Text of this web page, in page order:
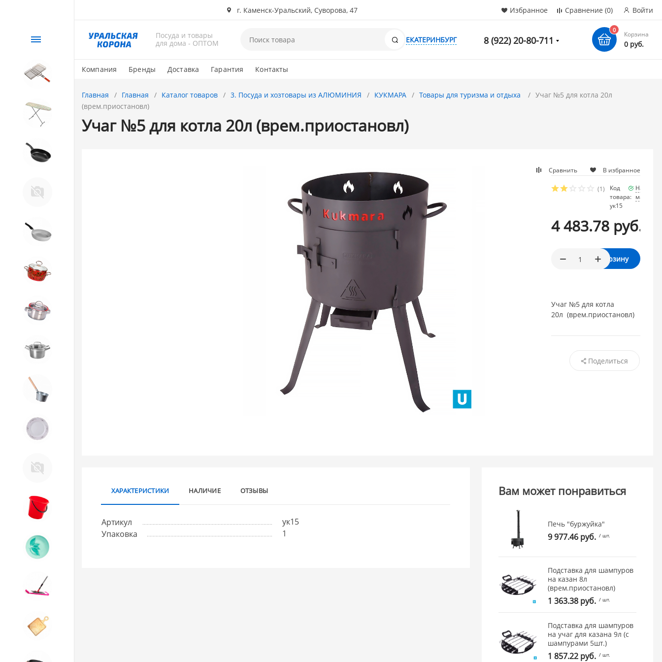
г. Каменск-Уральский, Суворова, 47 Избранное Сравнение (0) Войти
Посуда и товары
для дома - ОПТОМ
Поиск
ЕКАТЕРИНБУРГ 8 (922) 20-80-711
0
Корзина
0 руб.
Компания Бренды Доставка Гарантия Контакты
Каталог
СЕЗОННЫЙ товар
1. Завод Исток
8. Товары из ПЛАСТМАССЫ
Главная Главная Каталог товаров 3. Посуда и хозтовары из АЛЮМИНИЯ КУКМАРА Товары для туризма и отдыха
Учаг №5 для котла 20л
(врем.приостановл)
Учаг №5 для котла 20л (врем.приостановл)
Сравнить В избранное
(1)
Код
товара:
ук15
мало
4 483.78 руб.
В корзину
Учаг №5 для котла
20л (врем.приостановл)
Поделиться
ХАРАКТЕРИСТИКИ НАЛИЧИЕ ОТЗЫВЫ
Артикул
ук15
Упаковка
1
Вам может понравиться
Печь "буржуйка"
9 977.46 руб. / шт.
Подставка для шампуров
на казан 8л
(врем.приостановл)
1 363.38 руб. / шт.
Подставка для шампуров
на учаг для казана 9л (с
шампурами 5шт.)
1 857.22 руб. / шт.